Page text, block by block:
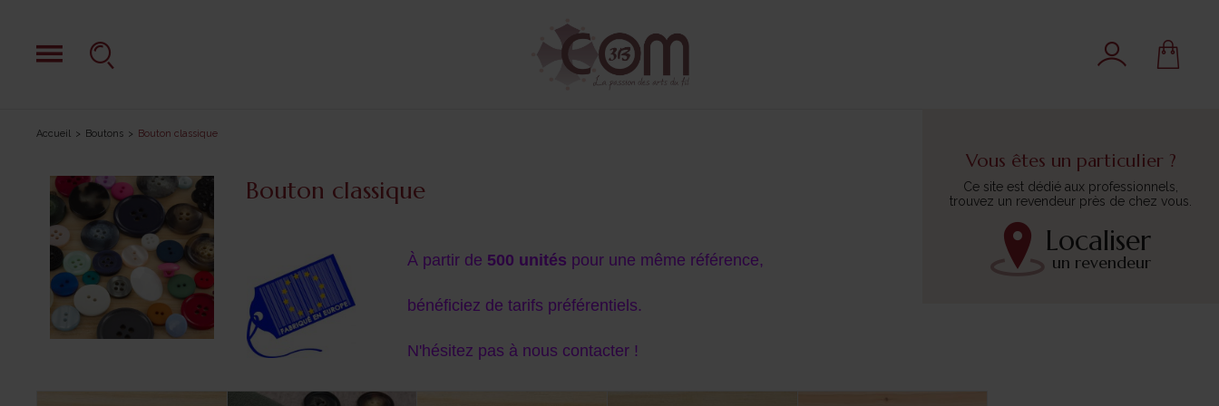
Vous êtes un particulier ?
Ce site est dédié aux professionnels,
trouvez un revendeur près de chez vous.
Localiser
un revendeur
Accueil Boutons Bouton classique
Bouton classique
À partir de 500 unités pour une même référence,
bénéficiez de tarifs préférentiels.
N'hésitez pas à nous contacter !